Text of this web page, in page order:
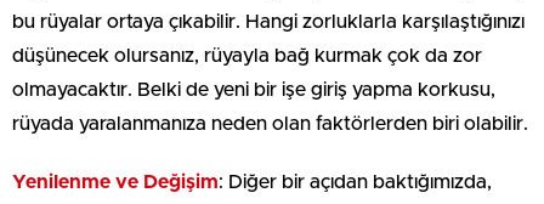
bu rüyalar ortaya çıkabilir. Hangi zorluklarla karşılaştığınızı
düşünecek olursanız, rüyayla bağ kurmak çok da zor
olmayacaktır. Belki de yeni bir işe giriş yapma korkusu,
rüyada yaralanmanıza neden olan faktörlerden biri olabilir.
Yenilenme ve Değişim: Diğer bir açıdan baktığımızda,